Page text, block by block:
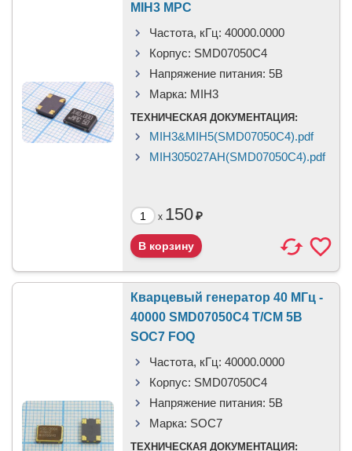
MIH3 MPC
Частота, кГц: 40000.0000
Корпус: SMD07050C4
Напряжение питания: 5В
Марка: MIH3
ТЕХНИЧЕСКАЯ ДОКУМЕНТАЦИЯ:
MIH3&MIH5(SMD07050C4).pdf
MIH305027AH(SMD07050C4).pdf
x 150₽
Кварцевый генератор 40 МГц -
40000 SMD07050C4 T/CM 5В
SOC7 FOQ
Частота, кГц: 40000.0000
Корпус: SMD07050C4
Напряжение питания: 5В
Марка: SOC7
ТЕХНИЧЕСКАЯ ДОКУМЕНТАЦИЯ: